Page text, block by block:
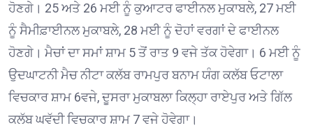
ਹੋਣਗੇ। 25 ਅਤੇ 26 ਮਈ ਨੂੰ ਕੁਆਟਰ ਫਾਈਨਲ ਮੁਕਾਬਲੇ, 27 ਮਈ
ਨੂੰ ਸੈਮੀਫ਼ਾਈਨਲ ਮੁਕਾਬਲੇ, 28 ਮਈ ਨੂੰ ਦੋਹਾਂ ਵਰਗਾਂ ਦੇ ਫਾਈਨਲ
ਹੋਣਗੇ। ਮੈਚਾਂ ਦਾ ਸਮਾਂ ਸ਼ਾਮ 5 ਤੋਂ ਰਾਤ 9 ਵਜੇ ਤੱਕ ਹੋਵੇਗਾ। 6 ਮਈ ਨੂੰ
ਉਦਘਾਟਨੀ ਮੈਚ ਨੀਟਾ ਕਲੱਬ ਰਾਮਪੁਰ ਬਨਾਮ ਯੰਗ ਕਲੱਬ ਓਟਾਲਾ
ਵਿਚਕਾਰ ਸ਼ਾਮ 6ਵਜੇ, ਦੂਸਰਾ ਮੁਕਾਬਲਾ ਕਿਲ੍ਹਾ ਰਾਏਪੁਰ ਅਤੇ ਗਿੱਲ
ਕਲੱਬ ਘਵੱਦੀ ਵਿਚਕਾਰ ਸ਼ਾਮ 7 ਵਜੇ ਹੋਵੇਗਾ।